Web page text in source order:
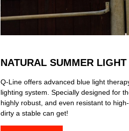
NATURAL SUMMER
Q-Line offers advanced blue light
lighting system. Specially designed for
highly robust, and even resistant to
dirty a stable can get!